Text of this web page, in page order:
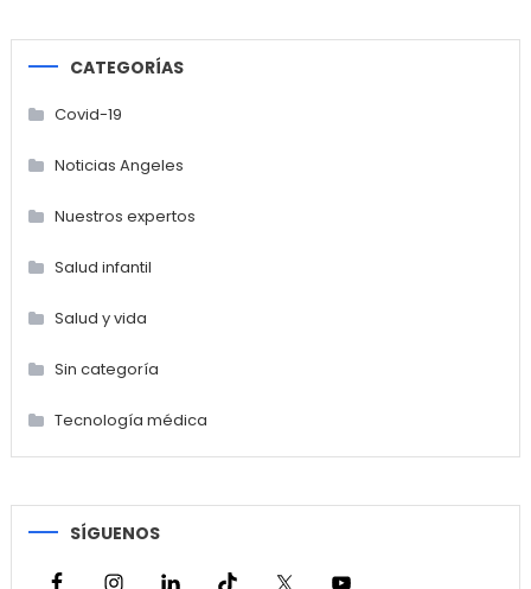
CATEGORÍAS
Covid-19
Noticias Angeles
Nuestros expertos
Salud infantil
Salud y vida
Sin categoría
Tecnología médica
SÍGUENOS